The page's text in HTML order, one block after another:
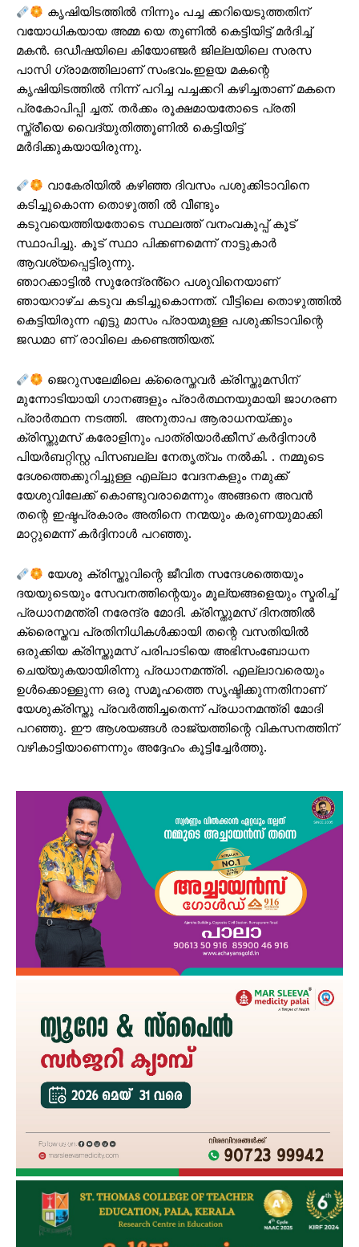
SUBSCRIBE NOW
PALA VISION
About
Contact us
My account
Grievance Redressal
കൃഷിയിടത്തിൽ നിന്നും പച്ച ക്കറിയെടുത്തതിന്
വയോധികയായ അമ്മ യെ തൂണിൽ കെട്ടിയിട്ട് മർദിച്ച്
മകൻ. ഒഡീഷയിലെ കിയോഞ്ജർ ജില്ലയിലെ സരസ
പാസി ഗ്രാമത്തിലാണ് സംഭവം.ഇളയ മകന്റെ
കൃഷിയിടത്തിൽ നിന്ന് പറിച്ച പച്ചക്കറി കഴിച്ചതാണ് മകനെ
പ്രകോപിപ്പി ച്ചത്. തർക്കം രൂക്ഷമായതോടെ പ്രതി
സ്ത്രീയെ വൈദ്യുതിത്തൂണിൽ കെട്ടിയിട്ട്
മർദിക്കുകയായിരുന്നു.
വാകേരിയിൽ കഴിഞ്ഞ ദിവസം പശുക്കിടാവിനെ
കടിച്ചുകൊന്ന തൊഴുത്തി ൽ വീണ്ടും
കടുവയെത്തിയതോടെ സ്ഥലത്ത് വനംവകുപ്പ് കൂട്
സ്ഥാപിച്ചു. കൂട് സ്ഥാ പിക്കണമെന്ന് നാട്ടുകാർ
ആവശ്യപ്പെട്ടിരുന്നു.
ഞാറക്കാട്ടിൽ സുരേന്ദ്രൻ്റെ പശുവിനെയാണ്
ഞായറാഴ്ച കടുവ കടിച്ചുകൊന്നത്. വീട്ടിലെ തൊഴുത്തിൽ
കെട്ടിയിരുന്ന എട്ടു മാസം പ്രായമുള്ള പശുക്കിടാവിന്റെ
ജഡമാ ണ് രാവിലെ കണ്ടെത്തിയത്.
ജെറുസലേമിലെ ക്രൈസ്തവര്‍ ക്രിസ്തുമസിന്
മുന്നോടിയായി ഗാനങ്ങളും പ്രാര്‍ത്ഥനയുമായി ജാഗരണ
പ്രാര്‍ത്ഥന നടത്തി. അനുതാപ ആരാധനയ്ക്കും
ക്രിസ്തുമസ് കരോളിനും പാത്രിയാർക്കീസ് ​​കർദ്ദിനാൾ
പിയർബറ്റിസ്റ്റ പിസബല്ല നേതൃത്വം നല്‍കി. . നമ്മുടെ
ദേശത്തെക്കുറിച്ചുള്ള എല്ലാ വേദനകളും നമുക്ക്
യേശുവിലേക്ക് കൊണ്ടുവരാമെന്നും അങ്ങനെ അവൻ
തന്റെ ഇഷ്ടപ്രകാരം അതിനെ നന്മയും കരുണയുമാക്കി
മാറ്റുമെന്ന് ​​കർദ്ദിനാൾ പറഞ്ഞു.
യേശു ക്രിസ്തുവിന്റെ ജീവിത സന്ദേശത്തെയും
ദയയുടെയും സേവനത്തിന്റെയും മൂല്യങ്ങളെയും സ്മരിച്ച്
പ്രധാനമന്ത്രി നരേന്ദ്ര മോദി. ക്രിസ്തുമസ് ദിനത്തില്‍
ക്രൈസ്തവ പ്രതിനിധികള്‍ക്കായി തന്റെ വസതിയിൽ
ഒരുക്കിയ ക്രിസ്തുമസ് പരിപാടിയെ അഭിസംബോധന
ചെയ്യുകയായിരിന്നു പ്രധാനമന്ത്രി. എല്ലാവരെയും
ഉൾക്കൊള്ളുന്ന ഒരു സമൂഹത്തെ സൃഷ്ടിക്കുന്നതിനാണ്
യേശുക്രിസ്തു പ്രവർത്തിച്ചതെന്ന് പ്രധാനമന്ത്രി മോദി
പറഞ്ഞു. ഈ ആശയങ്ങൾ രാജ്യത്തിന്റെ വികസനത്തിന്
വഴികാട്ടിയാണെന്നും അദ്ദേഹം കൂട്ടിച്ചേർത്തു.